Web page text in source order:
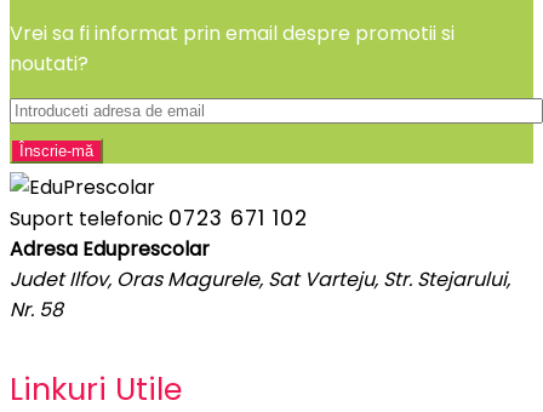
Vrei sa fi informat prin email despre promotii si
noutati?
Suport telefonic 0723 671 102
Adresa Eduprescolar
Judet Ilfov, Oras Magurele, Sat Varteju, Str. Stejarului,
Nr. 58
Linkuri Utile